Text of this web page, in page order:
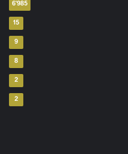
6٬985
15
9
8
2
2